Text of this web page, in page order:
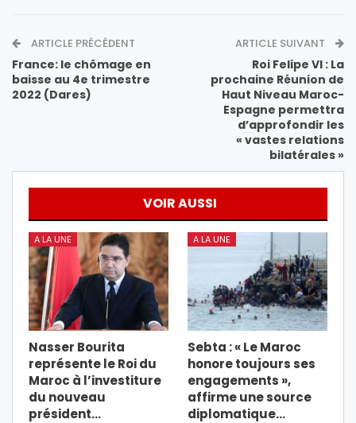
ARTICLE PRÉCÉDENT
France: le chômage en
baisse au 4e trimestre
2022 (Dares)
ARTICLE SUIVANT
Roi Felipe VI : La
prochaine Réunion de
Haut Niveau Maroc-
Espagne permettra
d’approfondir les
« vastes relations
bilatérales »
VOIR AUSSI
A LA UNE
Nasser Bourita
représente le Roi du
Maroc à l’investiture
du nouveau
président…
A LA UNE
Sebta : « Le Maroc
honore toujours ses
engagements »,
affirme une source
diplomatique…